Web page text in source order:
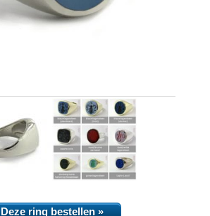
Deze ring bestellen »